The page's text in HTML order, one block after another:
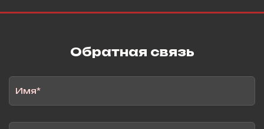
Обратная связь